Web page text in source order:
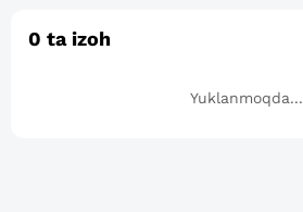
0 ta izoh
Yuklanmoqda...